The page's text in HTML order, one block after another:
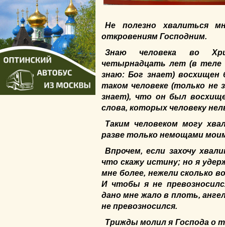
Не полезно хвалиться
откровениям Господним.
Знаю человека во
четырнадцать лет (в
знаю: Бог знает)
таком человеке (только
знает), что он был
слова, которых человеку
Таким человеком могу
разве только немощами
Впрочем, если захочу
что скажу истину; но я
мне более, нежели сколько
И чтобы я не
дано мне жало в плоть,
не превозносился.
Трижды молил я Господа о